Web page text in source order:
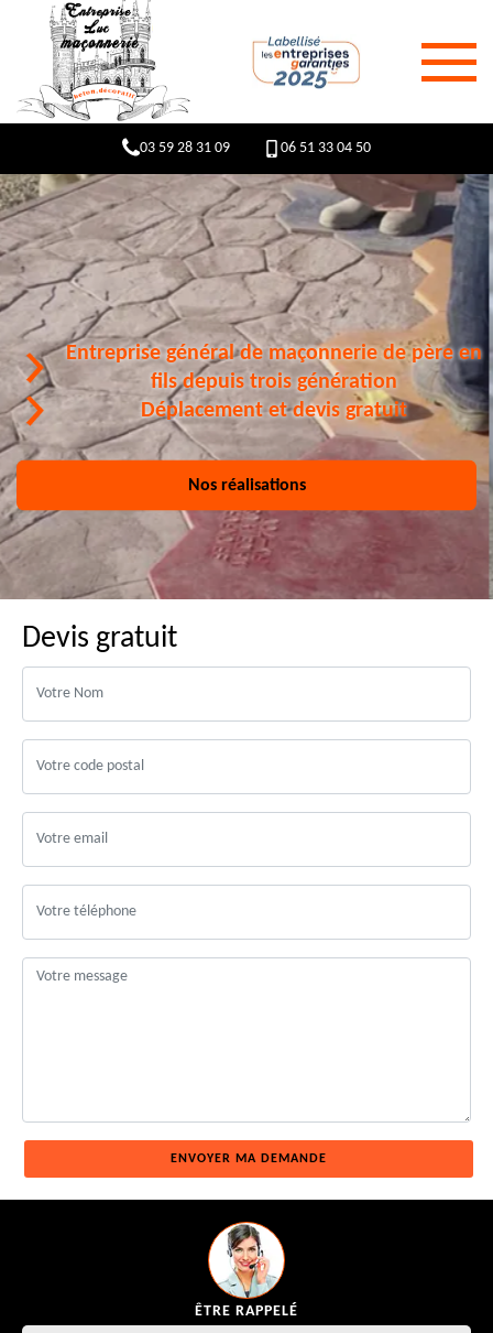
03 59 28 31 09 06 51 33 04 50
Entreprise général de maçonnerie de père en
fils depuis trois génération
Déplacement et devis gratuit
Nos réalisations
Devis gratuit
ÊTRE RAPPELÉ